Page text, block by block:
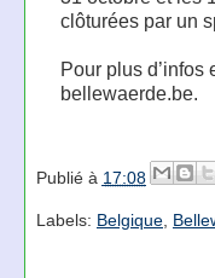
clôturées par un
Pour plus d’infos
bellewaerde.be.
Publié à 17:08
Labels: Belgique,